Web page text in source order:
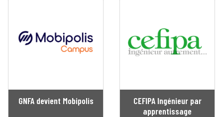
GNFA devient Mobipolis
CEFIPA Ingénieur par
apprentissage